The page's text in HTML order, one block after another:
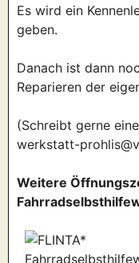
Es wird ein
geben.
Danach ist dann
Reparieren der
(Schreibt gerne
werkstatt-
Weitere